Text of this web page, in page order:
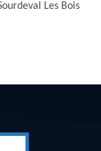
Les Bois